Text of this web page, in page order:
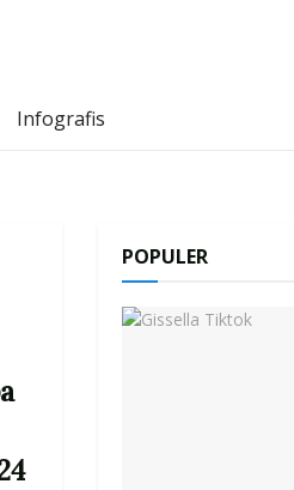
Infografis
POPULER